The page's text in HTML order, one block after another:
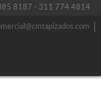
8187 - 311 774 4814